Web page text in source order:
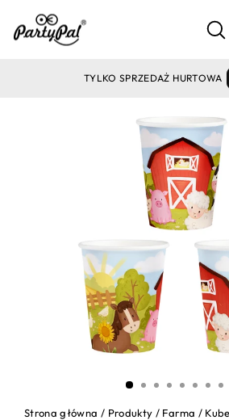
zawartość
TYLKO SPRZEDAŻ HURTOWA
Strona główna / Produkty / Farma /